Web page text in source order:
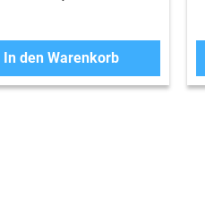
In den Warenkorb